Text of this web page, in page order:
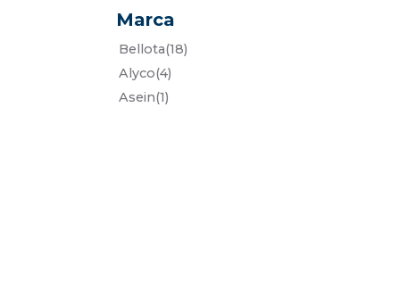
Marca
bellota(18)
alyco(4)
asein(1)